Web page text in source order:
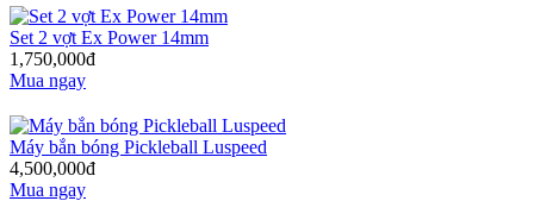
Set 2 vợt Ex Power 14mm
1,750,000đ
Mua ngay
Máy bắn bóng Pickleball Luspeed
4,500,000đ
Mua ngay